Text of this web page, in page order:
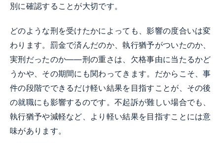
別に確認することが大切です。
どのような刑を受けたかによっても、影響の度合いは変
わります。罰金で済んだのか、執行猶予がついたのか、
実刑だったのか――刑の重さは、欠格事由に当たるかど
うかや、その期間にも関わってきます。だからこそ、事
件の段階でできるだけ軽い結果を目指すことが、その後
の就職にも影響するのです。不起訴が難しい場合でも、
執行猶予や減軽など、より軽い結果を目指すことには意
味があります。